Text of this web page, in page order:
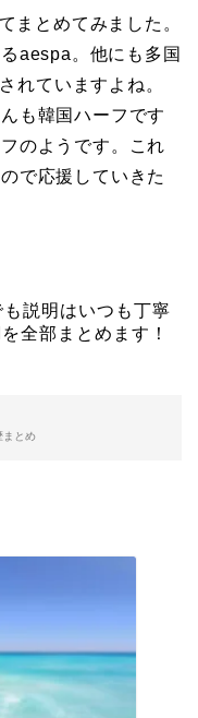
まとめてみました。
aespa。他にも多国
れていますよね。
も韓国ハーフです
のようです。これ
で応援していきた
説明はいつも丁寧
全部まとめます！
まとめ